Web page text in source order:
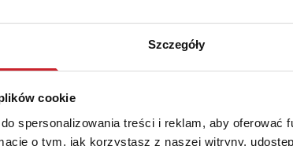
Szczegóły
cookie
spersonalizowania treści i reklam, aby oferować
o tym, jak korzystasz z naszej witryny,
jak
marksisty),